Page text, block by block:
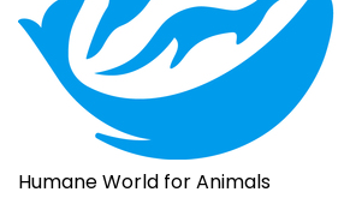
Humane World for Animals